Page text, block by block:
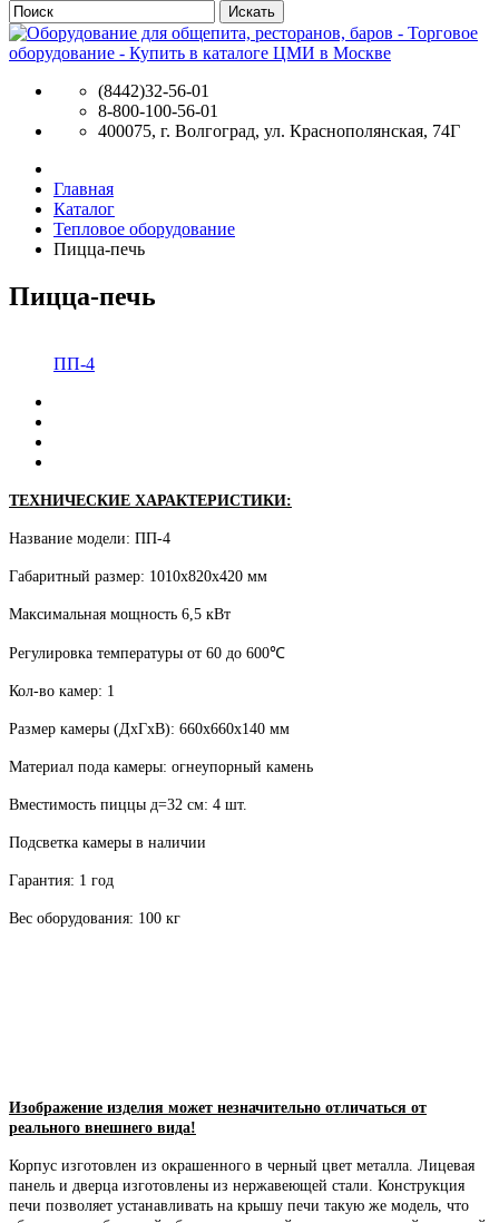
Искать
(8442)32-56-01
8-800-100-56-01
400075, г. Волгоград, ул. Краснополянская, 74Г
Главная
Каталог
Тепловое оборудование
Пицца-печь
Пицца-печь
ПП-4
ТЕХНИЧЕСКИЕ ХАРАКТЕРИСТИКИ:
Название модели: ПП-4
Габаритный размер: 1010х820х420 мм
Максимальная мощность 6,5 кВт
Регулировка температуры от 60 до 600℃
Кол-во камер: 1
Размер камеры (ДхГхВ): 660х660х140 мм
Материал пода камеры: огнеупорный камень
Вместимость пиццы д=32 см: 4 шт.
Подсветка камеры в наличии
Гарантия: 1 год
Вес оборудования: 100 кг
Изображение изделия может незначительно отличаться от
реального внешнего вида!
Корпус изготовлен из окрашенного в черный цвет металла. Лицевая
панель и дверца изготовлены из нержавеющей стали. Конструкция
печи позволяет устанавливать на крышу печи такую же модель, что